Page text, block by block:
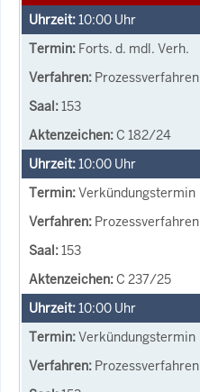
10:00 Uhr
Forts. d. mdl. Verh.
Prozessverfahren
153
C 182/24
10:00 Uhr
Verkündungstermin
Prozessverfahren
153
C 237/25
10:00 Uhr
Verkündungstermin
Prozessverfahren